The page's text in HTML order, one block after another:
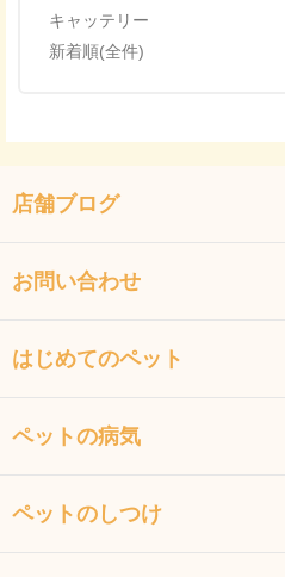
キャッテリー
新着順(全件)
店舗ブログ
お問い合わせ
はじめてのペット
ペットの病気
ペットのしつけ